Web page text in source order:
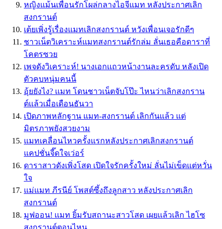
หญิงแม้นเพื่อนรักโผล่กลางไอจีแมท หลังประกาศเลิก
สงกรานต์
เต้ยเพิ่งรู้เรื่องแมทเลิกสงกรานต์ หวังเพื่อนเจอรักดีๆ
ชาวเน็ตวิเคราะห์แมทสงกรานต์รักล่ม ลั่นเธอคือดาราที่
โคตรซวย
เพจดังวิเคราะห์! นางเอกเเถวหน้างานละครดับ หลังเปิด
ตัวคบหนุ่มคนนี้
อุ้ยยังไง? เเมท โดนชาวเน็ตจับโป๊ะ ไหนว่าเลิกสงกราน
ต์เเล้วเมื่อเดือนธันวา
เปิดภาพหลักฐาน แมท-สงกรานต์ เลิกกันแล้ว แต่
มิตรภาพยังสวยงาม
แมทเคลื่อนไหวครั้งแรกหลังประกาศเลิกสงกรานต์
แคปชั่นจี๊ดใจเว่อร์
ดาราสาวดังเพิ่งโสด เปิดใจรักครั้งใหม่ ลั่นไม่เข็ดแต่หวั่น
ใจ
แม่แมท ภีรนีย์ โพสต์ซึ้งถึงลูกสาว หลังประกาศเลิก
สงกรานต์
มูฟออน! เเมท ยิ้มรับสถานะสาวโสด เผยเเล้วเลิก ไฮโซ